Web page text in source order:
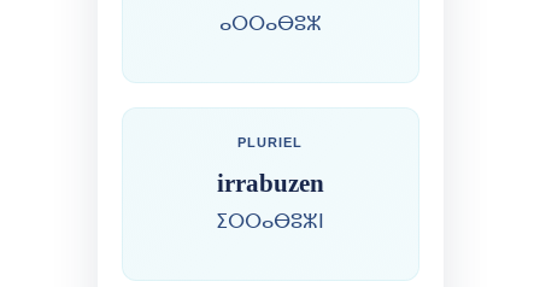
ⴰⵔⵔⴰⴱⵓⵣ
PLURIEL
irrabuzen
ⵉⵔⵔⴰⴱⵓⵣⵏ